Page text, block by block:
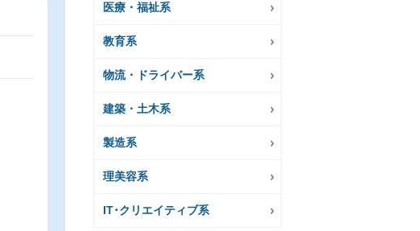
医療・福祉系
教育系
物流・ドライバー系
建築・土木系
製造系
理美容系
IT･クリエイティブ系